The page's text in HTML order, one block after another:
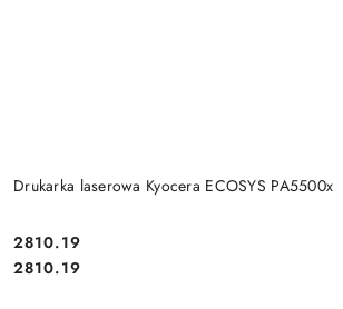
Drukarka laserowa Kyocera ECOSYS PA5500x
Cena:
2810.19
Cena:
2810.19